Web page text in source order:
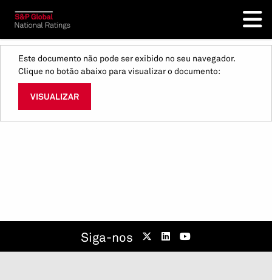
Este documento não pode ser exibido no seu navegador.
Clique no botão abaixo para visualizar o documento:
VISUALIZAR
Siga-nos